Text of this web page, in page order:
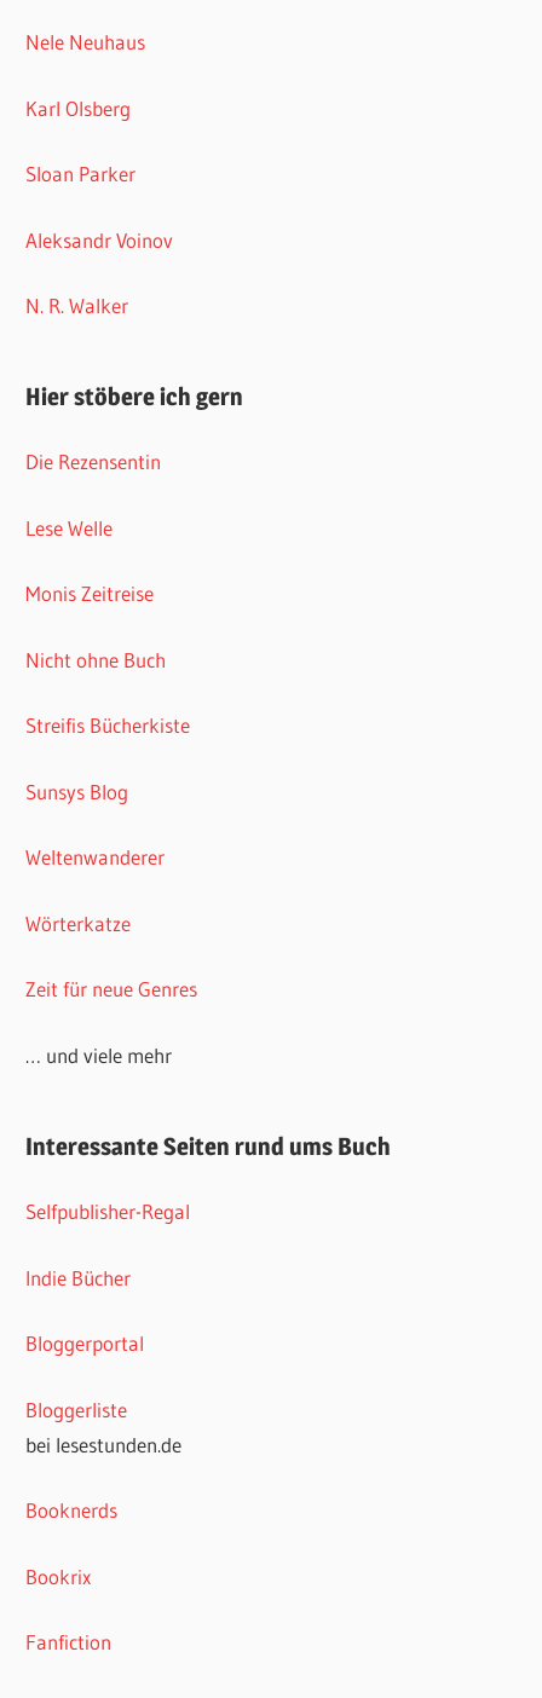
Nele Neuhaus
Karl Olsberg
Sloan Parker
Aleksandr Voinov
N. R. Walker
Hier stöbere ich gern
Die Rezensentin
Lese Welle
Monis Zeitreise
Nicht ohne Buch
Streifis Bücherkiste
Sunsys Blog
Weltenwanderer
Wörterkatze
Zeit für neue Genres
… und viele mehr
Interessante Seiten rund ums Buch
Selfpublisher-Regal
Indie Bücher
Bloggerportal
Bloggerliste
bei lesestunden.de
Booknerds
Bookrix
Fanfiction